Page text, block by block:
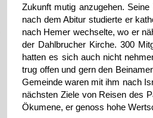
Zukunft mutig anzugehen.
nach dem Abitur studierte er
nach Hemer wechselte, wo er
der Dahlbrucher Kirche. 300
hatten es sich auch nicht
trug offen und gern den
Gemeinde waren mit ihm nach
nächsten Ziele von Reisen des
Ökumene, er genoss hohe